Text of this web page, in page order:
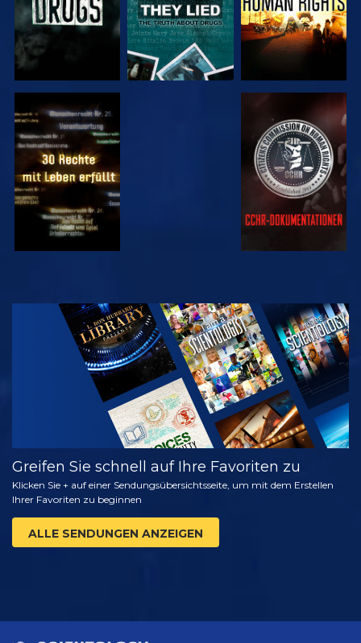
ANSEHEN ANSEHEN
ANSEHEN
SERIE
ENTDECKEN
Greifen Sie schnell auf Ihre Favoriten zu
Klicken Sie + auf einer Sendungsübersichtsseite, um mit dem Erstellen
Ihrer Favoriten zu beginnen
ALLE SENDUNGEN ANZEIGEN